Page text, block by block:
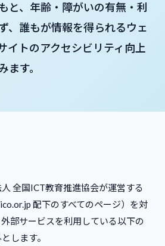
と、年齢・障がいの有無・利
、誰もが情報を得られるウェ
イトのアクセシビリティ向上
ます。
全国ICT教育推進協会が運営する
配下のすべてのページ）を対
部サービスを利用している以下の
します。